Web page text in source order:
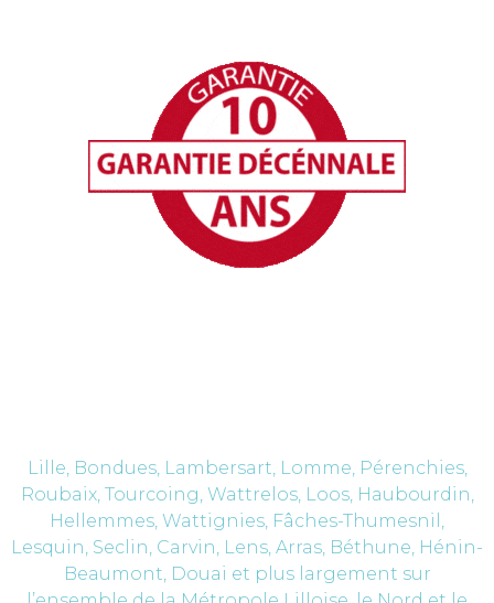
Lille, Bondues, Lambersart, Lomme, Pérenchies,
Roubaix, Tourcoing, Wattrelos, Loos, Haubourdin,
Hellemmes, Wattignies, Fâches-Thumesnil,
Lesquin, Seclin, Carvin, Lens, Arras, Béthune, Hénin-
Beaumont, Douai et plus largement sur